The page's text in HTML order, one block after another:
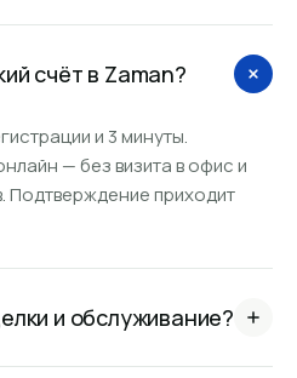
счёт в Zaman?
и 3 минуты.
— без визита в офис и
приходит
и обслуживание?